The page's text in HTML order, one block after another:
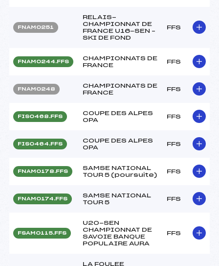
FNAM0251
RELAIS-
CHAMPIONNAT DE
FRANCE U16-SEN –
SKI DE FOND
FFS
FNAM0244.FFS
CHAMPIONNATS DE
FRANCE
FFS
FNAM0248
CHAMPIONNATS DE
FRANCE
FFS
FIS0468.FFS
COUPE DES ALPES
OPA
FFS
FIS0464.FFS
COUPE DES ALPES
OPA
FFS
FNAM0178.FFS
SAMSE NATIONAL
TOUR 5 (poursuite)
FFS
FNAM0174.FFS
SAMSE NATIONAL
TOUR 5
FFS
FSAM0115.FFS
U20-SEN
CHAMPIONNAT DE
SAVOIE BANQUE
POPULAIRE AURA
FFS
LA FOULEE